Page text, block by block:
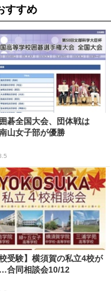
すすめ
碁全国大会、団体戦は
山女子部が優勝
校受験】横須賀の私立4校が
合同相談会10/12